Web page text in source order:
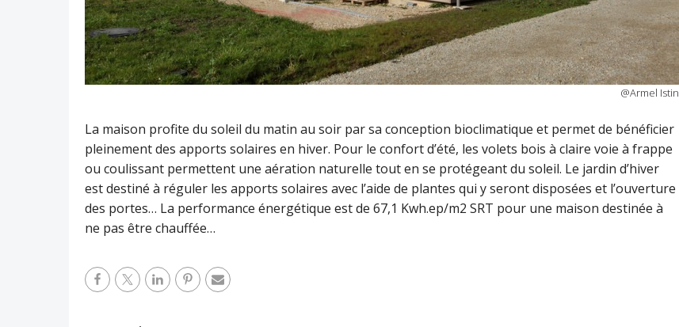
@Armel Istin
La maison profite du soleil du matin au soir par sa conception bioclimatique et permet de bénéficier
pleinement des apports solaires en hiver. Pour le confort d’été, les volets bois à claire voie à frappe
ou coulissant permettent une aération naturelle tout en se protégeant du soleil. Le jardin d’hiver
est destiné à réguler les apports solaires avec l’aide de plantes qui y seront disposées et l’ouverture
des portes… La performance énergétique est de 67,1 Kwh.ep/m2 SRT pour une maison destinée à
ne pas être chauffée…